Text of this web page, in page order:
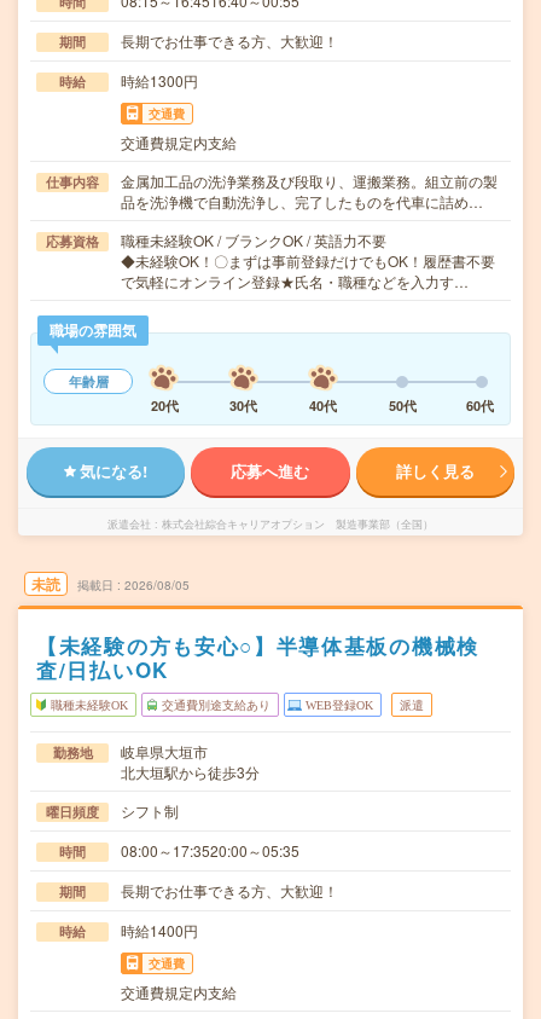
期間 長期でお仕事できる方、大歓迎！
時給 時給1300円
交通費
交通費規定内支給
仕事内容
金属加工品の洗浄業務及び段取り、運搬業務。組立前の製
品を洗浄機で自動洗浄し、完了したものを代車に詰め…
応募資格
職種未経験OK / ブランクOK / 英語力不要
◆未経験OK！〇まずは事前登録だけでもOK！履歴書不要
で気軽にオンライン登録★氏名・職種などを入力す…
職場の雰囲気
年齢層
20代
30代 40代 50代 60代
気になる! 応募へ進む 詳しく見る
派遣会社 株式会社綜合キャリアオプション 製造事業部（全国）
未読 掲載日 2026/08/05
【未経験の方も安心○】半導体基板の機械検
査/日払いOK
職種未経験OK 交通費別途支給あり WEB登録OK 派遣
勤務地
岐阜県大垣市
北大垣駅から徒歩3分
曜日頻度 シフト制
時間 08:00～17:3520:00～05:35
期間 長期でお仕事できる方、大歓迎！
時給 時給1400円
交通費
交通費規定内支給